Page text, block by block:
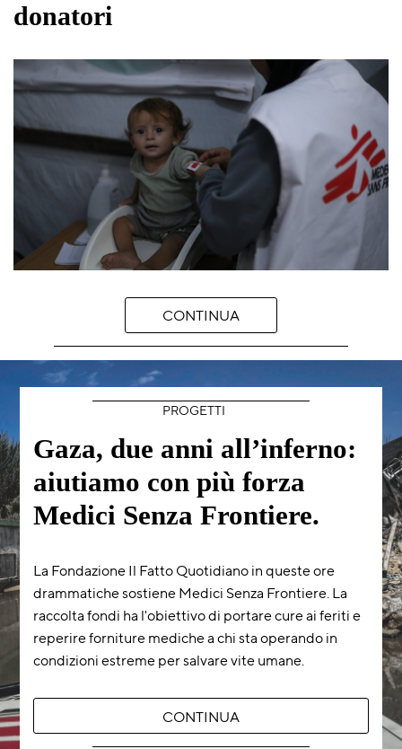
CONTINUA
donatori
PROGETTI
Gaza, due anni all’inferno:
aiutiamo con più forza
Medici Senza Frontiere.
La Fondazione Il Fatto Quotidiano in queste ore
drammatiche sostiene Medici Senza Frontiere. La
raccolta fondi ha l'obiettivo di portare cure ai feriti e
reperire forniture mediche a chi sta operando in
condizioni estreme per salvare vite umane.
CONTINUA